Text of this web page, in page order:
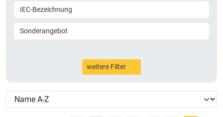
IEC-Bezeichnung
Sonderangebot
weitere Filter